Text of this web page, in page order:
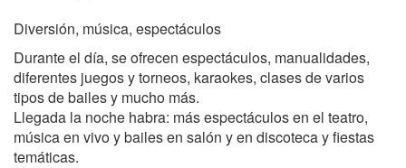
Diversión, música, espectáculos
Durante el día, se ofrecen espectáculos, manualidades,
diferentes juegos y torneos, karaokes, clases de varios
tipos de bailes y mucho más.
Llegada la noche habra: más espectáculos en el teatro,
música en vivo y bailes en salón y en discoteca y fiestas
temáticas.